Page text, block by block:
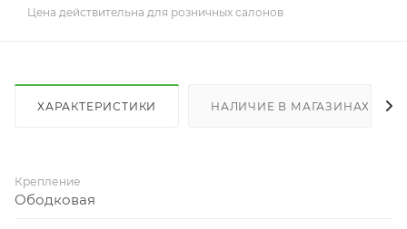
Цена действительна для розничных салонов
ХАРАКТЕРИСТИКИ НАЛИЧИЕ В МАГАЗИНАХ
Крепление
Ободковая